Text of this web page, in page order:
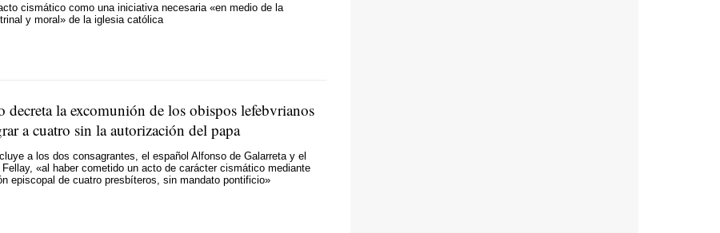
cismático como una iniciativa necesaria «en medio de la
y moral» de la iglesia católica
decreta la excomunión de los obispos lefebvrianos
a cuatro sin la autorización del papa
a los dos consagrantes, el español Alfonso de Galarreta y el
«al haber cometido un acto de carácter cismático mediante
episcopal de cuatro presbíteros, sin mandato pontificio»